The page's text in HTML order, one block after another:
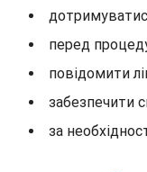
перед
повідомити
забезпечити
за